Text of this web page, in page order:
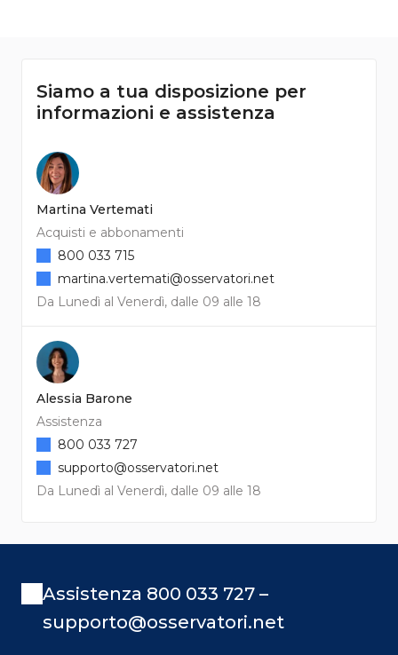
Siamo a tua disposizione per
informazioni e assistenza
Martina Vertemati
Acquisti e abbonamenti
Da Lunedì al Venerdì, dalle 09 alle 18
800 033 715
martina.vertemati@osservatori.net
Alessia Barone
Assistenza
Da Lunedì al Venerdì, dalle 09 alle 18
800 033 727
supporto@osservatori.net
Assistenza 800 033 727 –
supporto@osservatori.net